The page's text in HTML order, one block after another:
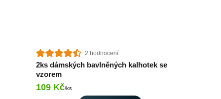
2 hodnocení
2ks dámských bavlněných kalhotek se
vzorem
109 Kč/ks